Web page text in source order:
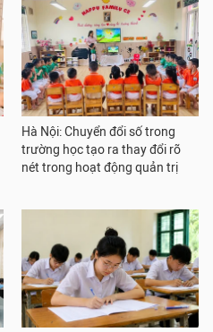
Hà Nội: Chuyển đổi số trong
trường học tạo ra thay đổi rõ
nét trong hoạt động quản trị